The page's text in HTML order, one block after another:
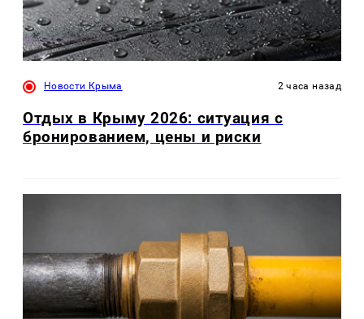
Новости Крыма 2 часа назад
Отдых в Крыму 2026: ситуация с
бронированием, цены и риски